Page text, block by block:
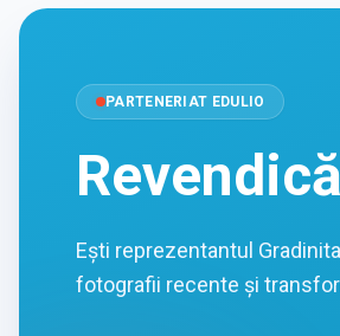
PARTENERIAT EDULIO
Ești reprezentantul
fotografii recente și